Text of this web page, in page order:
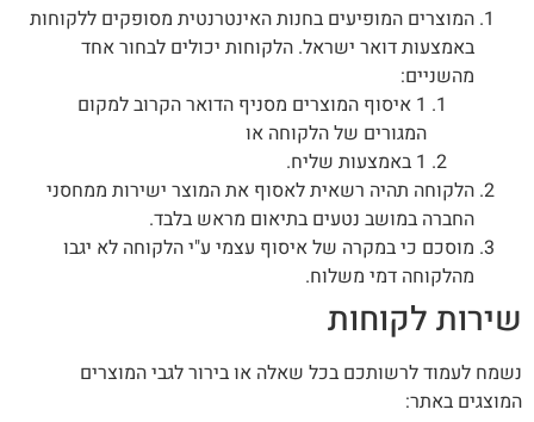
המוצרים המופיעים בחנות האינטרנטית מסופקים ללקוחות
באמצעות דואר ישראל. הלקוחות יכולים לבחור אחד
מהשניים:
1 איסוף המוצרים מסניף הדואר הקרוב למקום
המגורים של הלקוחה או
1 באמצעות שליח.
הלקוחה תהיה רשאית לאסוף את המוצר ישירות ממחסני
החברה במושב נטעים בתיאום מראש בלבד.
מוסכם כי במקרה של איסוף עצמי ע"י הלקוחה לא יגבו
מהלקוחה דמי משלוח.
שירות לקוחות
נשמח לעמוד לרשותכם בכל שאלה או בירור לגבי המוצרים
המוצגים באתר: